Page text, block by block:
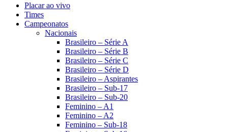
Placar ao vivo
Times
Campeonatos
Nacionais
Brasileiro – Série A
Brasileiro – Série B
Brasileiro – Série C
Brasileiro – Série D
Brasileiro – Aspirantes
Brasileiro – Sub-17
Brasileiro – Sub-20
Feminino – A1
Feminino – A2
Feminino – Sub-18